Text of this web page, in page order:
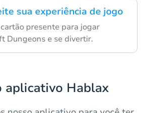
sua experiência de jogo
presente para jogar
Dungeons e se divertir.
aplicativo Hablax